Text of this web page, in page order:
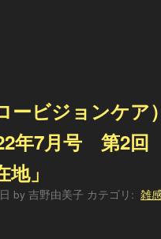
ービジョンケア
年7月号 第2回
」
by 吉野由美子 カテゴリ: 雑